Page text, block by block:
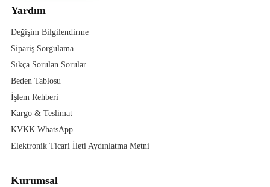
Yardım
Değişim Bilgilendirme
Sipariş Sorgulama
Sıkça Sorulan Sorular
Beden Tablosu
İşlem Rehberi
Kargo & Teslimat
KVKK WhatsApp
Elektronik Ticari İleti Aydınlatma Metni
Kurumsal